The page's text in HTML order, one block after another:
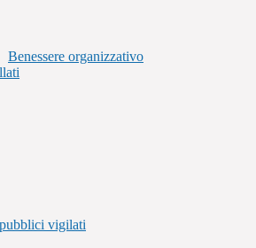
Benessere organizzativo
vigilati